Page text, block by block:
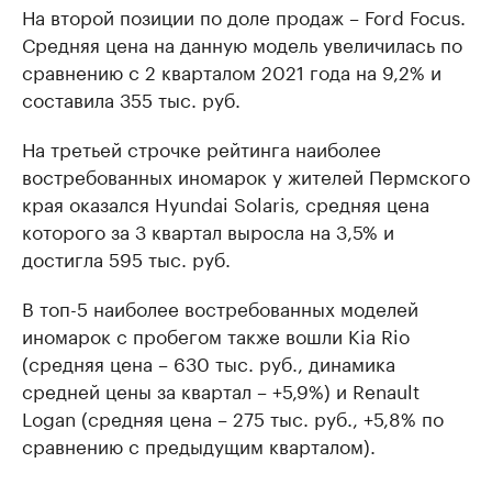
На второй позиции по доле продаж – Ford Focus.
Средняя цена на данную модель увеличилась по
сравнению с 2 кварталом 2021 года на 9,2% и
составила 355 тыс. руб.
На третьей строчке рейтинга наиболее
востребованных иномарок у жителей Пермского
края оказался Hyundai Solaris, средняя цена
которого за 3 квартал выросла на 3,5% и
достигла 595 тыс. руб.
В топ-5 наиболее востребованных моделей
иномарок с пробегом также вошли Kia Rio
(средняя цена – 630 тыс. руб., динамика
средней цены за квартал – +5,9%) и Renault
Logan (средняя цена – 275 тыс. руб., +5,8% по
сравнению с предыдущим кварталом).